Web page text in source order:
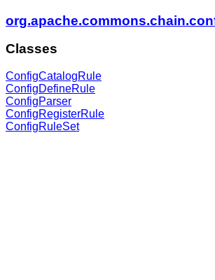
Classes
ConfigCatalogRule
ConfigDefineRule
ConfigParser
ConfigRegisterRule
ConfigRuleSet